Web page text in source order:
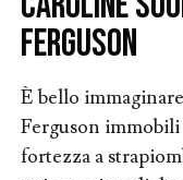
Ferguson
È bello
Ferguson immobili
fortezza a